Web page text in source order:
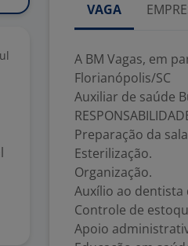
VAGA
A BM Vagas, em
Florianópolis/SC
Auxiliar de saúde
Preparação da
Esterilização.
Organização.
Auxílio ao
Controle de
Apoio